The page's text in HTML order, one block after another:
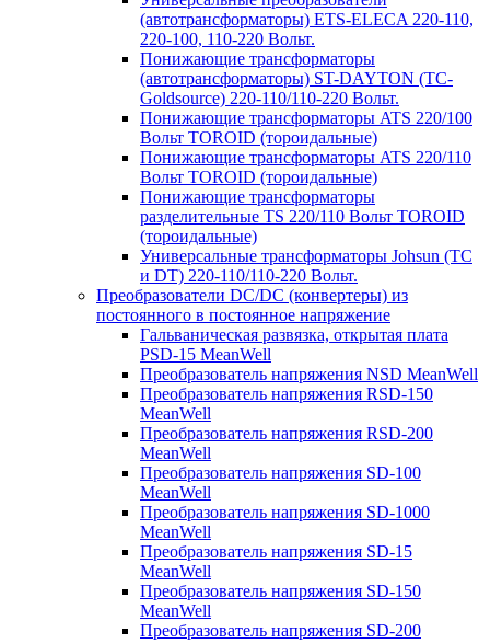
(автотрансформаторы) ETS-ELECA 220-110,
220-100, 110-220 Вольт.
Понижающие трансформаторы
(автотрансформаторы) ST-DAYTON (TC-
Goldsource) 220-110/110-220 Вольт.
Понижающие трансформаторы ATS 220/100
Вольт TOROID (тороидальные)
Понижающие трансформаторы ATS 220/110
Вольт TOROID (тороидальные)
Понижающие трансформаторы
разделительные TS 220/110 Вольт TOROID
(тороидальные)
Универсальные трансформаторы Johsun (TС
и DT) 220-110/110-220 Вольт.
Преобразователи DC/DC (конвертеры) из
постоянного в постоянное напряжение
Гальваническая развязка, открытая плата
PSD-15 MeanWell
Преобразователь напряжения NSD MeanWell
Преобразователь напряжения RSD-150
MeanWell
Преобразователь напряжения RSD-200
MeanWell
Преобразователь напряжения SD-100
MeanWell
Преобразователь напряжения SD-1000
MeanWell
Преобразователь напряжения SD-15
MeanWell
Преобразователь напряжения SD-150
MeanWell
Преобразователь напряжения SD-200